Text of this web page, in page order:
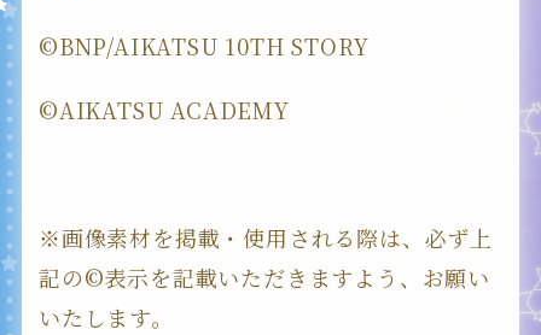
©BNP/AIKATSU 10TH STORY
©AIKATSU ACADEMY
※画像素材を掲載・使用される際は、必ず上
記の©表示を記載いただきますよう、お願い
いたします。